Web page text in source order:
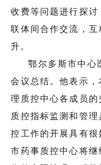
收费等问题进行探
联体间合作交流，
升。
鄂尔多斯市中心
会议 总结。他表示，
理质控中心各成员
质控指标监测和管
控工作的开展具有
市药事质控中心将